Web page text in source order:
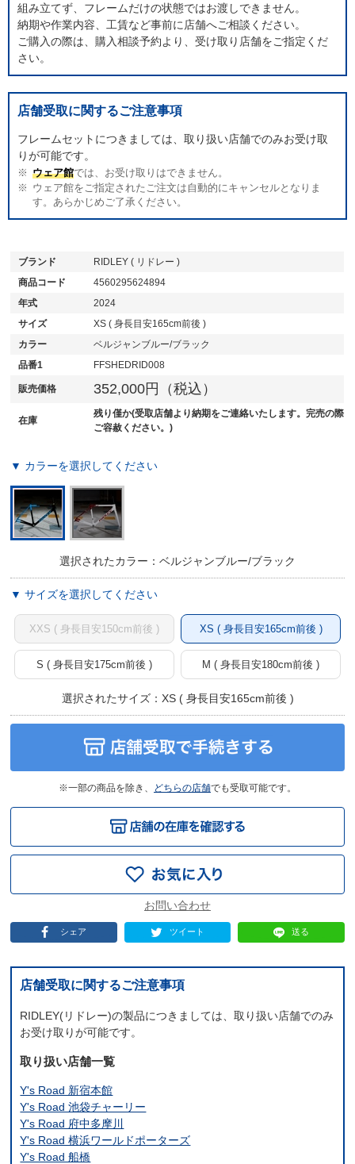
組み立てず、フレームだけの状態ではお渡しできません。
納期や作業内容、工賃など事前に店舗へご相談ください。
ご購入の際は、購入相談予約より、受け取り店舗をご指定くだ
さい。
店舗受取に関するご注意事項
フレームセットにつきましては、取り扱い店舗でのみお受け取
りが可能です。
ウェア館では、お受け取りはできません。
ウェア館をご指定されたご注文は自動的にキャンセルとなりま
す。あらかじめご了承ください。
ブランド
RIDLEY ( リドレー )
商品コード
4560295624894
年式
2024
サイズ
XS ( 身長目安165cm前後 )
カラー
ベルジャンブルー/ブラック
品番1
FFSHEDRID008
販売価格 352,000円（税込）
在庫
残り僅か(受取店舗より納期をご連絡いたします。完売の際
ご容赦ください。)
▼ カラーを選択してください
選択されたカラー：ベルジャンブルー/ブラック
▼ サイズを選択してください
XXS ( 身長目安150cm前後 ) XS ( 身長目安165cm前後 )
S ( 身長目安175cm前後 ) M ( 身長目安180cm前後 )
選択されたサイズ：XS ( 身長目安165cm前後 )
※一部の商品を除き、 どちらの店舗でも受取可能です。
シェア ツイート 送る
店舗受取に関するご注意事項
RIDLEY(リドレー)の製品につきましては、取り扱い店舗でのみ
お受け取りが可能です。
取り扱い店舗一覧
Y's Road 新宿本館
Y's Road 池袋チャーリー
Y's Road 府中多摩川
Y's Road 横浜ワールドポーターズ
Y's Road 船橋